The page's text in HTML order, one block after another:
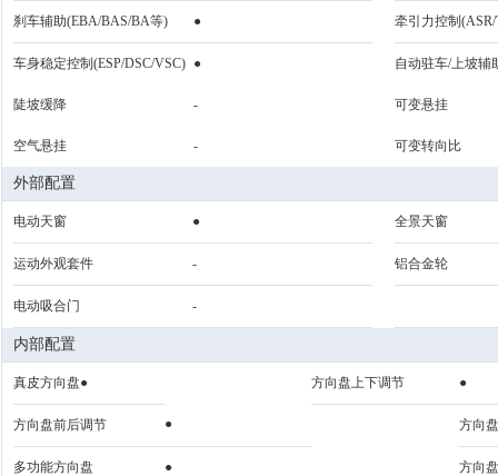
刹车辅助(EBA/BAS/BA等) ● 牵引力控制(ASR/
车身稳定控制(ESP/DSC/VSC) ● 自动驻车/上坡辅
陡坡缓降 - 可变悬挂
空气悬挂 - 可变转向比
外部配置
电动天窗 ● 全景天窗
运动外观套件 - 铝合金轮
电动吸合门 -
内部配置
真皮方向盘● 方向盘上下调节 ●
方向盘前后调节 ● 方向
多功能方向盘 ● 方向